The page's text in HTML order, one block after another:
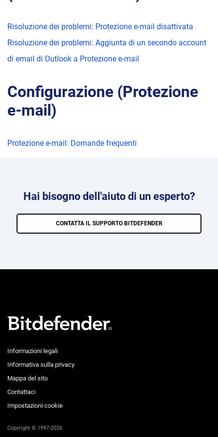
Risoluzione dei problemi: Protezione e-mail disattivata
Risoluzione dei problemi: Aggiunta di un secondo account
di email di Outlook a Protezione e-mail
Configurazione (Protezione
e-mail)
Protezione e-mail: Domande frequenti
Hai bisogno dell'aiuto di un esperto?
CONTATTA IL SUPPORTO BITDEFENDER
Informazioni legali
Informativa sulla privacy
Mappa del sito
Contattaci
Impostazioni cookie
Copyright © 1997-2026